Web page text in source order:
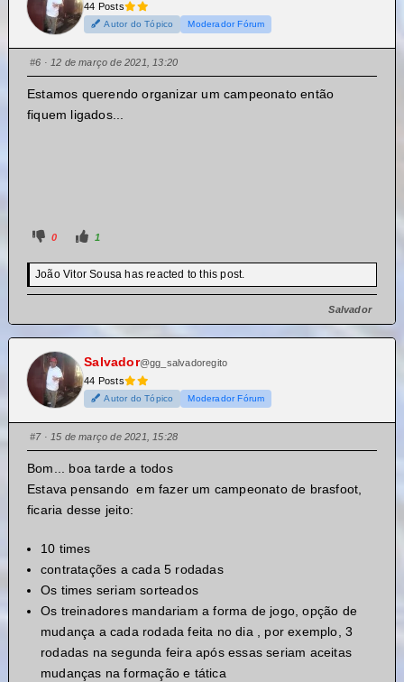
44 Posts
Autor do Tópico Moderador Fórum
#6 · 12 de março de 2021, 13:20
Estamos querendo organizar um campeonato então
fiquem ligados...
0 1
João Vitor Sousa has reacted to this post.
Salvador
Salvador@gg_salvadoregito
44 Posts
Autor do Tópico Moderador Fórum
#7· 15 de março de 2021, 15:28
Bom... boa tarde a todos
Estava pensando em fazer um campeonato de brasfoot,
ficaria desse jeito:
10 times
contratações a cada 5 rodadas
Os times seriam sorteados
Os treinadores mandariam a forma de jogo, opção de
mudança a cada rodada feita no dia , por exemplo, 3
rodadas na segunda feira após essas seriam aceitas
mudanças na formação e tática